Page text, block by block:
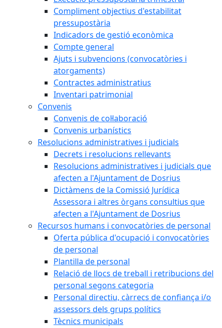
Compliment objectius d'estabilitat
pressupostària
Indicadors de gestió econòmica
Compte general
Ajuts i subvencions (convocatòries i
atorgaments)
Contractes administratius
Inventari patrimonial
Convenis
Convenis de col·laboració
Convenis urbanístics
Resolucions administratives i judicials
Decrets i resolucions rellevants
Resolucions administratives i judicials que
afecten a l'Ajuntament de Dosrius
Dictàmens de la Comissió Jurídica
Assessora i altres òrgans consultius que
afecten a l'Ajuntament de Dosrius
Recursos humans i convocatòries de personal
Oferta pública d'ocupació i convocatòries
de personal
Plantilla de personal
Relació de llocs de treball i retribucions del
personal segons categoria
Personal directiu, càrrecs de confiança i/o
assessors dels grups polítics
Tècnics municipals